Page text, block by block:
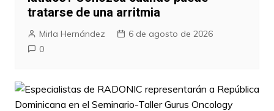
tratarse de una arritmia
Mirla Hernández
6 de agosto de 2026
0